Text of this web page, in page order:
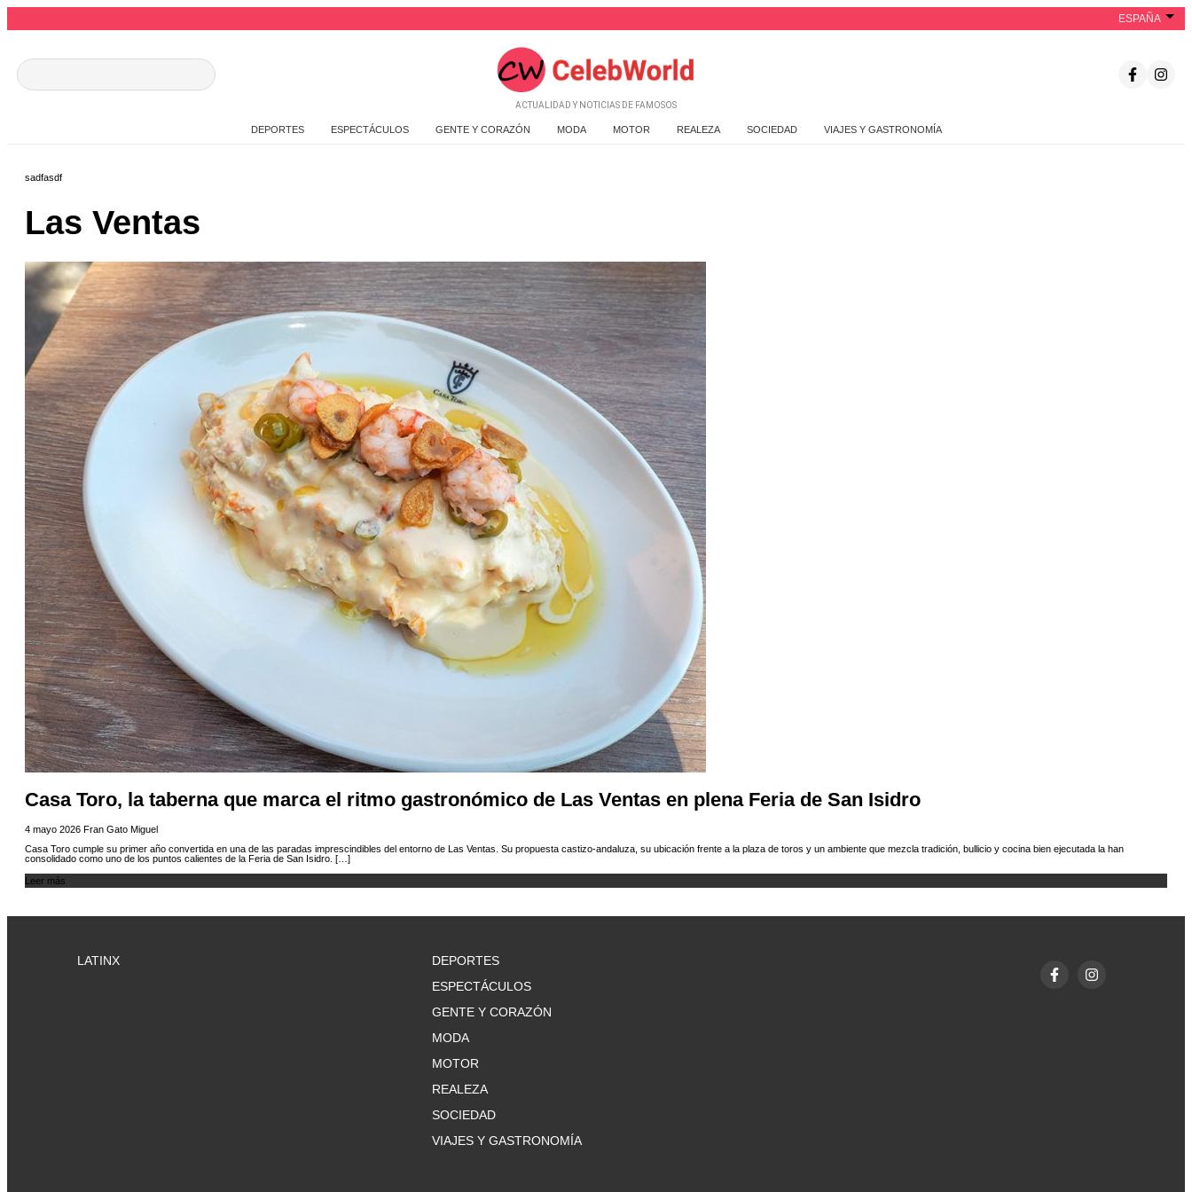
ESPAÑA
ACTUALIDAD Y NOTICIAS DE FAMOSOS
DEPORTES ESPECTÁCULOS GENTE Y CORAZÓN MODA MOTOR REALEZA SOCIEDAD VIAJES Y GASTRONOMÍA
sadfasdf
Las Ventas
Casa Toro, la taberna que marca el ritmo gastronómico de Las Ventas en plena Feria de San Isidro
4 mayo 2026 Fran Gato Miguel
Casa Toro cumple su primer año convertida en una de las paradas imprescindibles del entorno de Las Ventas. Su propuesta castizo‑andaluza, su ubicación frente a la plaza de toros y un ambiente que mezcla tradición, bullicio y cocina bien ejecutada la han
consolidado como uno de los puntos calientes de la Feria de San Isidro. […]
Leer más
LATINX
DEPORTES
ESPECTÁCULOS
GENTE Y CORAZÓN
MODA
MOTOR
REALEZA
SOCIEDAD
VIAJES Y GASTRONOMÍA